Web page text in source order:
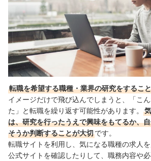
転職を希望する職種・業界の研究をするこ
イメージだけで飛び込んでしまうと、「こ
た」と転職を繰り返す可能性があります。
は、研究を行ったうえで興味をもてるか、
そうか判断することが大切です。
転職サイトを利用し、気になる職種の求人
公式サイトを確認したりして、職務内容や